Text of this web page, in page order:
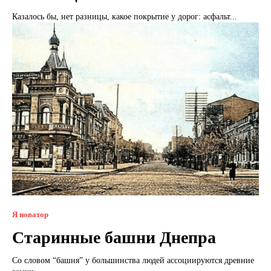
Казалось бы, нет разницы, какое покрытие у дорог: асфальт...
Я новатор
Старинные башни Днепра
Со словом “башня” у большинства людей ассоциируются древние